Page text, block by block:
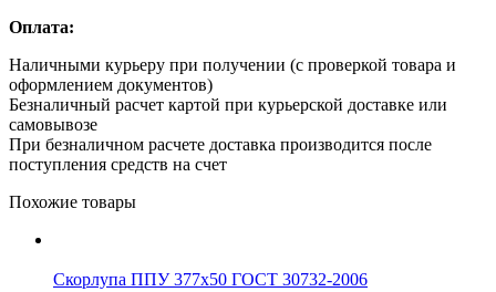
Оплата:
Наличными курьеру при получении (с проверкой товара и
оформлением документов)
Безналичный расчет картой при курьерской доставке или
самовывозе
При безналичном расчете доставка производится после
поступления средств на счет
Похожие товары
Скорлупа ППУ 377х50 ГОСТ 30732-2006